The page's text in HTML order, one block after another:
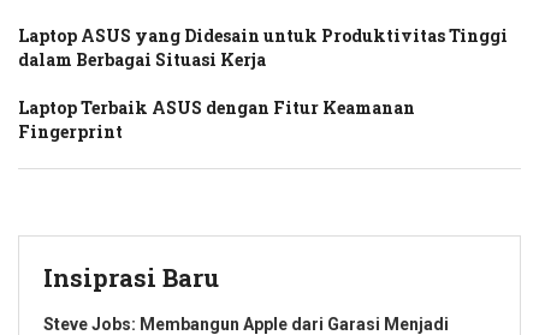
Laptop ASUS yang Didesain untuk Produktivitas Tinggi
dalam Berbagai Situasi Kerja
Laptop Terbaik ASUS dengan Fitur Keamanan
Fingerprint
Insiprasi Baru
Steve Jobs: Membangun Apple dari Garasi Menjadi